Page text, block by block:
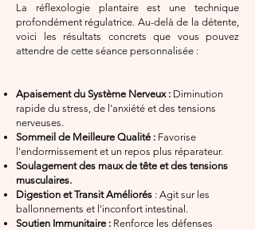
La réflexologie plantaire est une technique
profondément régulatrice. Au-delà de la détente,
voici les résultats concrets que vous pouvez
attendre de cette séance personnalisée :
Apaisement du Système Nerveux : Diminution
rapide du stress, de l'anxiété et des tensions
nerveuses.
Sommeil de Meilleure Qualité : Favorise
l'endormissement et un repos plus réparateur.
Soulagement des maux de tête et des tensions
musculaires.
Digestion et Transit Améliorés : Agit sur les
ballonnements et l'inconfort intestinal.
Soutien Immunitaire : Renforce les défenses